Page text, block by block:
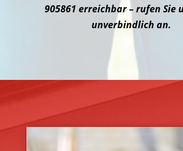
905861 erreichbar – rufen Sie
unverbindlich an.